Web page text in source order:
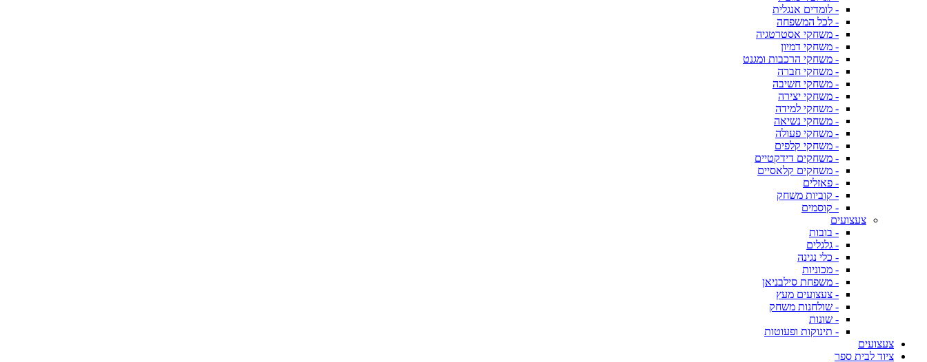
- לומדים אנגלית
- לכל המשפחה
- משחקי אסטרטגיה
- משחקי דמיון
- משחקי הרכבות ומגנט
- משחקי חברה
- משחקי חשיבה
- משחקי יצירה
- משחקי למידה
- משחקי נשיאה
- משחקי פעולה
- משחקי קלפים
- משחקים דידקטיים
- משחקים קלאסיים
- פאזלים
- קוביות משחק
- קוסמים
צעצועים
- בובות
- גלגלים
- כלי נגינה
- מכוניות
- משפחת סילבניאן
- צעצועים מעץ
- שולחנות משחק
- שונות
- תינוקות ופעוטות
צעצועים
ציוד לבית ספר